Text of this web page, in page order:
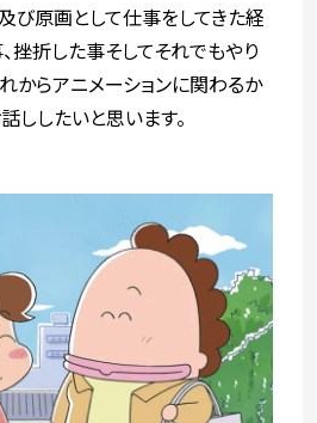
び原画として仕事をしてきた経
挫折した事そしてそれでもやり
からアニメーションに関わるか
ししたいと思います。